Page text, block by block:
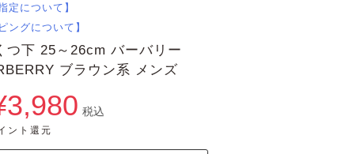
／日傘
定について】
ングについて】
つ下 25～26cm バーバリー
ブラウン系 メンズ
税込
ント還元